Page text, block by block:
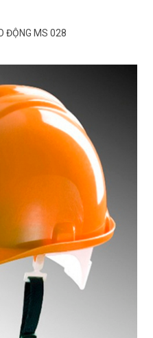
ĐỘNG MS 028